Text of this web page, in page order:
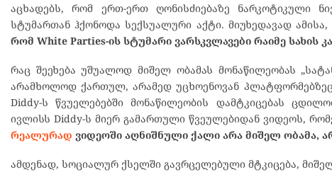
აცხადებს, რომ ერთ-ერთ ღონისძიებაზე ნარკოტიკული
სტუმართან ჰქონოდა სექსუალური აქტი. მიუხედავად ამისა,
რომ White Parties-ის სტუმარი ვარსკვლავები რაიმე სახის
რაც შეეხება უშუალოდ მიშელ ობამას მონაწილეობას
არამხოლოდ ქართულ, არამედ უცხოენოვან
Diddy-ს წვუელებებში მონაწილეობის დამტკიცებას
ივლისს Diddy-ს მიერ გამართული წვეულებიდან ვიდეოს,
რეალურად ვიდეოში აღნიშნული ქალი არა მიშელ ობამა,
ამდენად, სოციალურ ქსელში გავრცელებული მტკიცება,